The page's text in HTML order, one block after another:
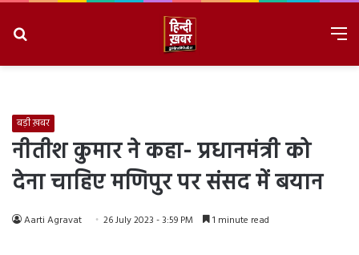
बड़ी ख़बर
नीतीश कुमार ने कहा- प्रधानमंत्री को
देना चाहिए मणिपुर पर संसद में बयान
Aarti Agravat 26 July 2023 - 3:59 PM 1 minute read